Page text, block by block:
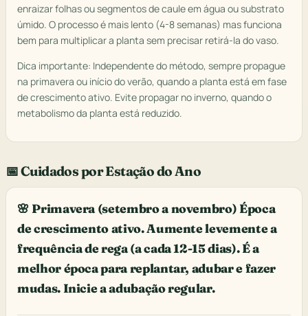
enraizar folhas ou segmentos de caule em água ou substrato
úmido. O processo é mais lento (4-8 semanas) mas funciona
bem para multiplicar a planta sem precisar retirá-la do vaso.
Dica importante: Independente do método, sempre propague
na primavera ou início do verão, quando a planta está em fase
de crescimento ativo. Evite propagar no inverno, quando o
metabolismo da planta está reduzido.
📅 Cuidados por Estação do Ano
🌸 Primavera (setembro a novembro) Época
de crescimento ativo. Aumente levemente a
frequência de rega (a cada 12-15 dias). É a
melhor época para replantar, adubar e fazer
mudas. Inicie a adubação regular.